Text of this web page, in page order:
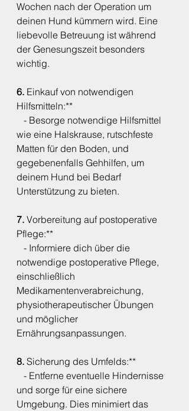
Wochen nach der Operation um
deinen Hund kümmern wird. Eine
liebevolle Betreuung ist während
der Genesungszeit besonders
wichtig.
6. Einkauf von notwendigen
Hilfsmitteln:**
- Besorge notwendige Hilfsmittel
wie eine Halskrause, rutschfeste
Matten für den Boden, und
gegebenenfalls Gehhilfen, um
deinem Hund bei Bedarf
Unterstützung zu bieten.
7. Vorbereitung auf postoperative
Pflege:**
- Informiere dich über die
notwendige postoperative Pflege,
einschließlich
Medikamentenverabreichung,
physiotherapeutischer Übungen
und möglicher
Ernährungsanpassungen.
8. Sicherung des Umfelds:**
- Entferne eventuelle Hindernisse
und sorge für eine sichere
Umgebung. Dies minimiert das